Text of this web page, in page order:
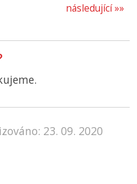
následující »»
23. 09. 2020